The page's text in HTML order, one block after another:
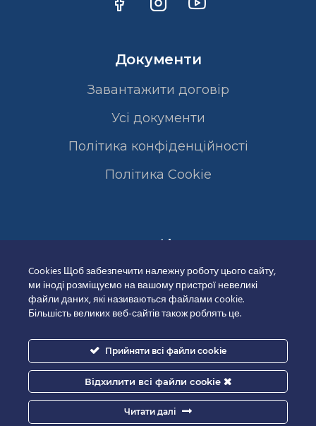
Документи
Завантажити договір
Усі документи
Політика конфіденційності
Полiтика Cookie
Сертифікати
Cookies Щоб забезпечити належну роботу цього сайту,
ми іноді розміщуємо на вашому пристрої невеликі
файли даних, які називаються файлами cookie.
Більшість великих веб-сайтів також роблять це.
Прийняти всі файли cookie
Відхилити всі файли cookie
Читати далі